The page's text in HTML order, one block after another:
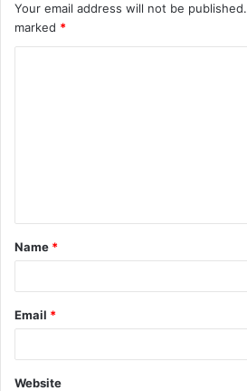
Your email address will not be published.
marked *
Name *
Email *
Website